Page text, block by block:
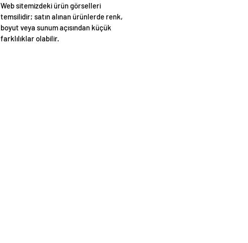
Web sitemizdeki ürün görselleri
temsilidir; satın alınan ürünlerde renk,
boyut veya sunum açısından küçük
farklılıklar olabilir.